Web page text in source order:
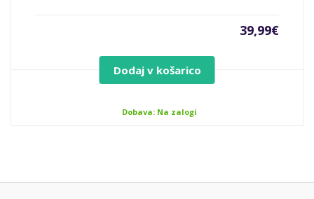
39,99€
Dodaj v košarico
Dobava: Na zalogi